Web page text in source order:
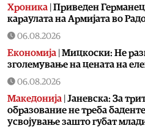
Хроника Приведен Германец
караулата на Армијата во
06.08.2026
Економија Мицкоски: Не
зголемување на цената на
06.08.2026
Македонија Јаневска: За
образование не треба
усвојување зашто губат